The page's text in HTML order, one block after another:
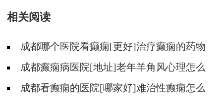
相关阅读
成都哪个医院看癫痫[更好]治疗癫痫的药物
不良反应是什么?
成都癫痫病医院[地址]老年羊角风心理怎么
调整?成都看癫痫的医院[哪家好]难治性癫痫怎么